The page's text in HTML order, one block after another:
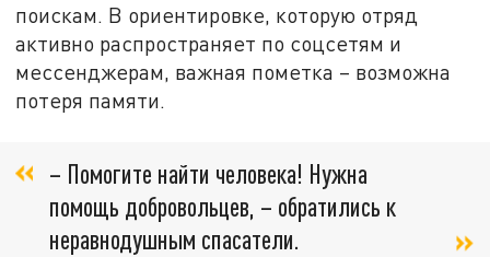
поискам. В ориентировке, которую отряд
активно распространяет по соцсетям и
мессенджерам, важная пометка – возможна
потеря памяти.
– Помогите найти человека! Нужна
помощь добровольцев, – обратились к
неравнодушным спасатели.